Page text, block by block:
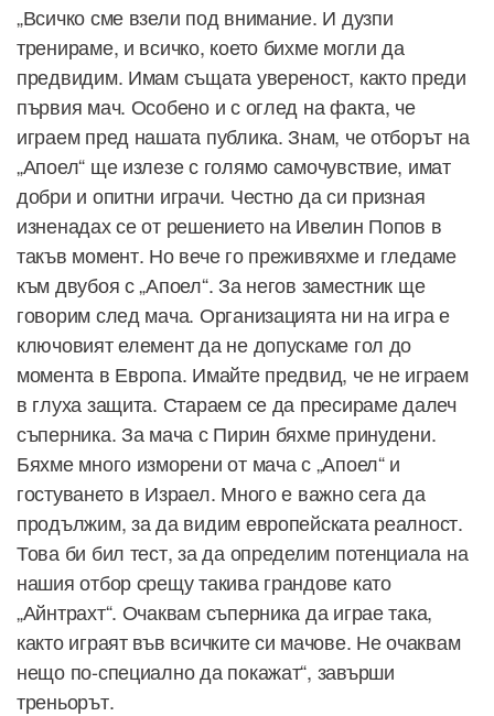
„Всичко сме взели под внимание. И дузпи
тренираме, и всичко, което бихме могли да
предвидим. Имам същата увереност, както преди
първия мач. Особено и с оглед на факта, че
играем пред нашата публика. Знам, че отборът на
„Апоел“ ще излезе с голямо самочувствие, имат
добри и опитни играчи. Честно да си призная
изненадах се от решението на Ивелин Попов в
такъв момент. Но вече го преживяхме и гледаме
към двубоя с „Апоел“. За негов заместник ще
говорим след мача. Организацията ни на игра е
ключовият елемент да не допускаме гол до
момента в Европа. Имайте предвид, че не играем
в глуха защита. Стараем се да пресираме далеч
съперника. За мача с Пирин бяхме принудени.
Бяхме много изморени от мача с „Апоел“ и
гостуването в Израел. Много е важно сега да
продължим, за да видим европейската реалност.
Това би бил тест, за да определим потенциала на
нашия отбор срещу такива грандове като
„Айнтрахт“. Очаквам съперника да играе така,
както играят във всичките си мачове. Не очаквам
нещо по-специално да покажат“, завърши
треньорът.